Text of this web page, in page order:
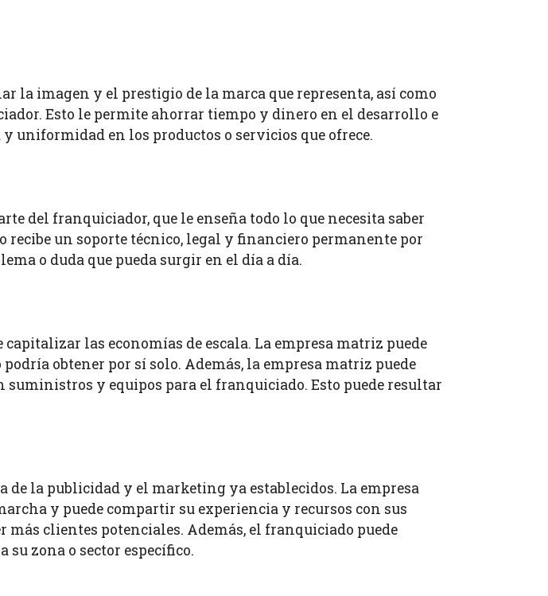
la imagen y el prestigio de la marca que representa, así como
Esto le permite ahorrar tiempo y dinero en el desarrollo e
uniformidad en los productos o servicios que ofrece.
del franquiciador, que le enseña todo lo que necesita saber
un soporte técnico, legal y financiero permanente por
o duda que pueda surgir en el día a día.
las economías de escala. La empresa matriz puede
obtener por sí solo. Además, la empresa matriz puede
y equipos para el franquiciado. Esto puede resultar
la publicidad y el marketing ya establecidos. La empresa
y puede compartir su experiencia y recursos con sus
clientes potenciales. Además, el franquiciado puede
zona o sector específico.